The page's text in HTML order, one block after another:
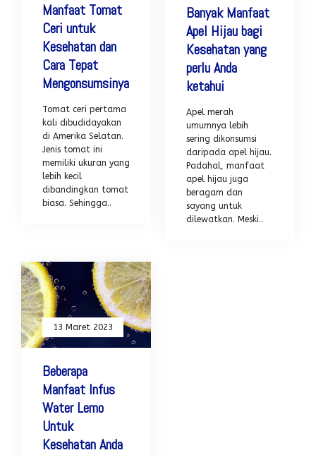
Manfaat Tomat
Ceri untuk
Kesehatan dan
Cara Tepat
Mengonsumsinya
Tomat ceri pertama
kali dibudidayakan
di Amerika Selatan.
Jenis tomat ini
memiliki ukuran yang
lebih kecil
dibandingkan tomat
biasa. Sehingga..
Banyak Manfaat
Apel Hijau bagi
Kesehatan yang
perlu Anda
ketahui
Apel merah
umumnya lebih
sering dikonsumsi
daripada apel hijau.
Padahal, manfaat
apel hijau juga
beragam dan
sayang untuk
dilewatkan. Meski..
13 Maret 2023
Beberapa
Manfaat Infus
Water Lemo
Untuk
Kesehatan Anda